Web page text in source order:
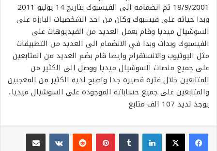
18/9/2001 تم انضمامه الى الفيسبوك بتاريخ 14 يوليو 2011
وبدا حياته على فيسبوك وكان من احد الشخصيات البارزه على
السوشيال ميديا وقام بعمل العديد من الفيديوهات على
الفيسبوك وبدات وبدا في الانضمام الى العديد من التطبيقات
مثل اليوتيوب والانستقرام وايضا قام بضم العديد من المتابعين
على جميع منصات السوشيال ميديا ووصل الى الكثير من
المتابعين خلال فتره قصيره جدا واصبح لديه الكثير من المعجبين
والمتابعين على جميع حساباته الموجوده على السوشيال ميديا..
يوجد لديد 107 الف متابع
لينكدإن بينتيريست
مشاركة عبر البريد